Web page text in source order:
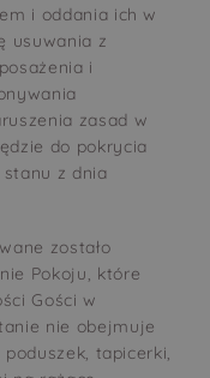
i oddania ich w
usuwania z
i
zasad w
do pokrycia
z dnia
zostało
Pokoju, które
Gości w
nie obejmuje
tapicerki,